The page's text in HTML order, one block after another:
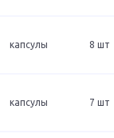
капсулы 8 шт
капсулы 7 шт